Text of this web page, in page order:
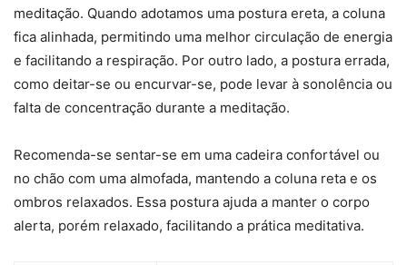
meditação. Quando adotamos uma postura ereta, a coluna
fica alinhada, permitindo uma melhor circulação de energia
e facilitando a respiração. Por outro lado, a postura errada,
como deitar-se ou encurvar-se, pode levar à sonolência ou
falta de concentração durante a meditação.
Recomenda-se sentar-se em uma cadeira confortável ou
no chão com uma almofada, mantendo a coluna reta e os
ombros relaxados. Essa postura ajuda a manter o corpo
alerta, porém relaxado, facilitando a prática meditativa.